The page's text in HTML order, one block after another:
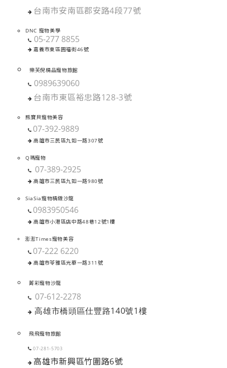
台南市安南區郡安路4段77號
DNC 寵物美學
05-277 8855
嘉義市東區圓福街46號
樂芙倪精品寵物旅館
0989639060
台南市東區裕忠路128-3號
熊寶貝寵物美容
07-392-9889
高雄市三民區九如一路307號
Q瑪寵物
07-389-2925
高雄市三民區九如一路980號
SiaSia寵物精緻沙龍
0983950546
高雄市小港區店中路48巷12號1樓
澎澎Times寵物美容
07-222 6220
高雄市苓雅區光華一路311號
菁彩寵物沙龍
07-612-2278
高雄市橋頭區仕豐路140號1樓
飛飛寵物旅館
07-281-5703
高雄市新興區竹圍路6號